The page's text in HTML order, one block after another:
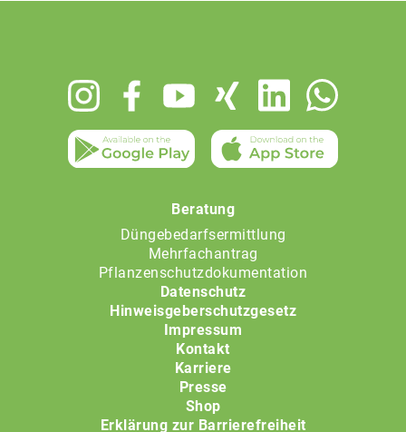
Beratung
Düngebedarfsermittlung
Mehrfachantrag
Pflanzenschutzdokumentation
Datenschutz
Hinweisgeberschutzgesetz
Impressum
Kontakt
Karriere
Presse
Shop
Erklärung zur Barrierefreiheit